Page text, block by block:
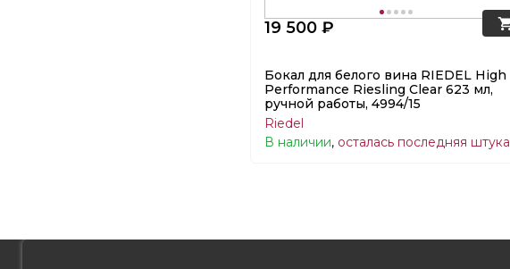
19 500 ₽
Бокал для белого вина RIEDEL High
Performance Riesling Clear 623 мл,
ручной работы, 4994/15
Riedel
В наличии, осталась последняя штука